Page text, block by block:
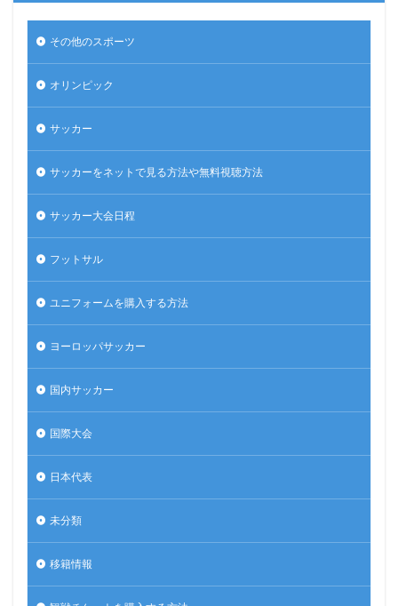
その他のスポーツ
オリンピック
サッカー
サッカーをネットで見る方法や無料視聴方法
サッカー大会日程
フットサル
ユニフォームを購入する方法
ヨーロッパサッカー
国内サッカー
国際大会
日本代表
未分類
移籍情報